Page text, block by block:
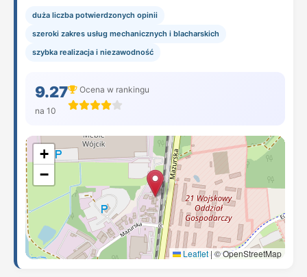
duża liczba potwierdzonych opinii
szeroki zakres usług mechanicznych i blacharskich
szybka realizacja i niezawodność
9.27
na 10
Ocena w rankingu
+
−
Leaflet|© OpenStreetMap